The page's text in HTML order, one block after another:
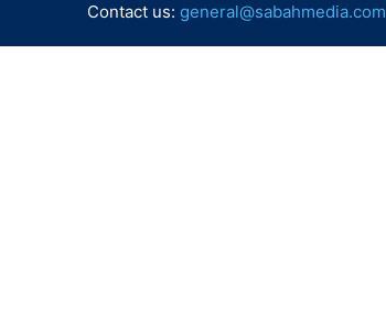
Contact us: general@sabahmedia.com